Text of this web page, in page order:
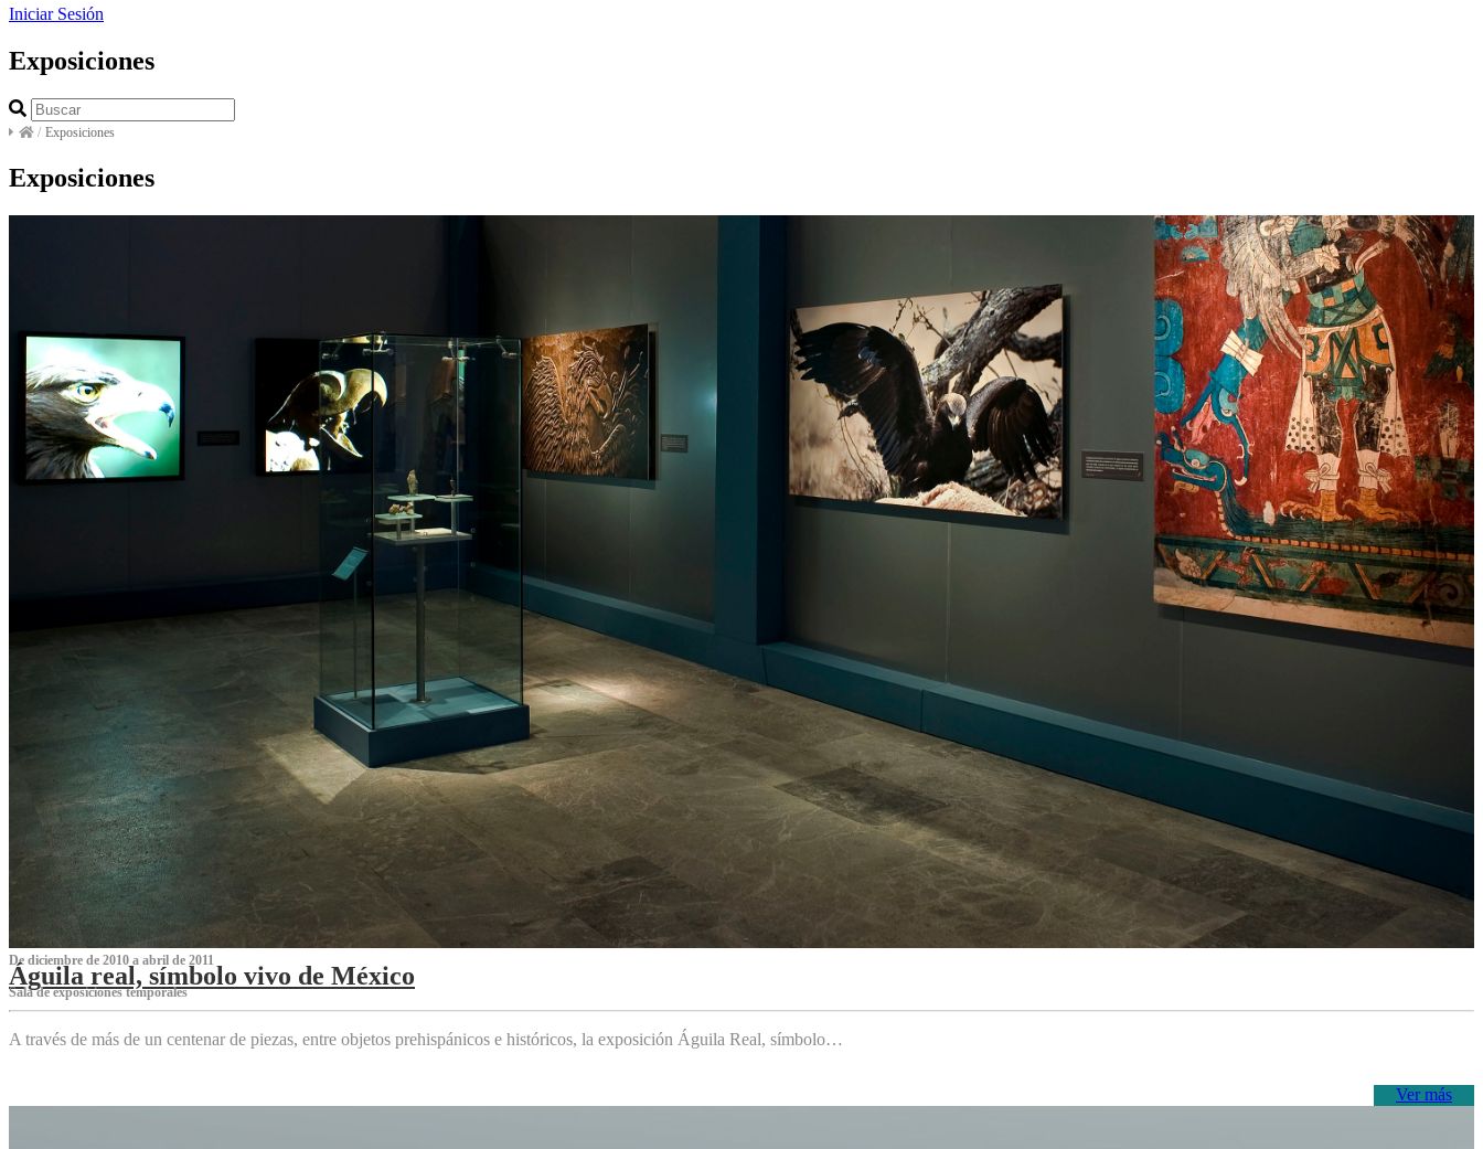
Iniciar Sesión
Exposiciones
/ Exposiciones
Exposiciones
De diciembre de 2010 a abril de 2011
Águila real, símbolo vivo de México
Sala de exposiciones temporales
A través de más de un centenar de piezas, entre objetos prehispánicos e históricos, la exposición Águila Real, símbolo…
Ver más